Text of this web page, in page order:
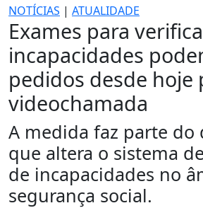
NOTÍCIAS | ATUALIDADE
Exames para
incapacidades
pedidos desde hoje
videochamada
A medida faz parte do
que altera o sistema
de incapacidades no
segurança social.